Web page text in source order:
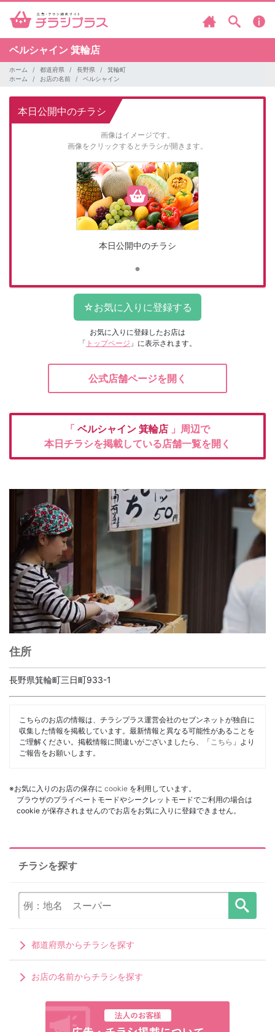
ベルシャイン 箕輪店
ホーム 都道府県 長野県
箕輪町
ホーム
お店の名前 ベルシャイン
本日公開中のチラシ
画像はイメージです。
画像をクリックするとチラシが開きます。
本日公開中のチラシ
お気に入りに登録したお店は
「 トップページ 」に表示されます。
公式店舗ページを開く
「 ベルシャイン 箕輪店 」周辺で
本日チラシを掲載している店舗一覧を開く
住所
長野県箕輪町三日町933-1
こちらのお店の情報は、チラシプラス運営会社のセブンネットが独自に
収集した情報を掲載しています。最新情報と異なる可能性があることを
ご理解ください。掲載情報に間違いがございましたら、「 こちら 」より
ご報告をお願いします。
※お気に入りのお店の保存に cookie を利用しています。
ブラウザのプライベートモードやシークレットモードでご利用の場合は
cookie が保存されませんのでお店をお気に入りに登録できません。
チラシを探す
都道府県からチラシを探す
お店の名前からチラシを探す